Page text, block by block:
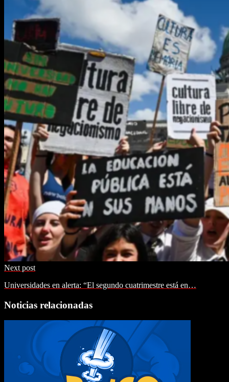
Next post
Universidades en alerta: “El segundo cuatrimestre está en…
Noticias relacionadas